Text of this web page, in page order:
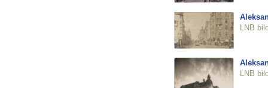
LNB
LNB